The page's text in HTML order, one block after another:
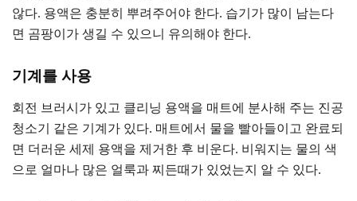
않다. 용액은 충분히 뿌려주어야 한다. 습기가 많이 남는다
면 곰팡이가 생길 수 있으니 유의해야 한다.
기계를 사용
회전 브러시가 있고 클리닝 용액을 매트에 분사해 주는 진공
청소기 같은 기계가 있다. 매트에서 물을 빨아들이고 완료되
면 더러운 세제 용액을 제거한 후 비운다. 비워지는 물의 색
으로 얼마나 많은 얼룩과 찌든때가 있었는지 알 수 있다.